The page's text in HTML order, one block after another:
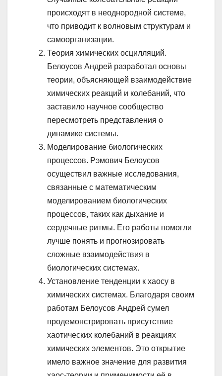
происходят в неоднородной системе,
что приводит к волновым структурам и
самоорганизации.
Теория химических осцилляций.
Белоусов Андрей разработал основы
теории, объясняющей взаимодействие
химических реакций и колебаний, что
заставило научное сообщество
пересмотреть представления о
динамике системы.
Моделирование биологических
процессов. Рэмович Белоусов
осуществил важные исследования,
связанные с математическим
моделированием биологических
процессов, таких как дыхание и
сердечные ритмы. Его работы помогли
лучше понять и прогнозировать
сложные взаимодействия в
биологических системах.
Установление тенденции к хаосу в
химических системах. Благодаря своим
работам Белоусов Андрей сумел
продемонстрировать присутствие
хаотических колебаний в реакциях
химических элементов. Это открытие
имело важное значение для развития